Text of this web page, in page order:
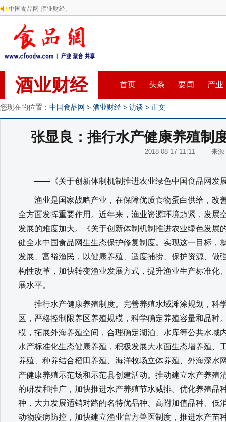
中国食品网-酒业财经。
酒业财经 首页 头条 要闻 产业
您现在的位置： 中国食品网 > 酒业财经 > 访谈 > 正文
张显良：推行水产健康养殖制
2018-08-17 11:11 来源
——《关于创新体制机制推进农业绿色中国食品网 发
渔业是国家战略产业，在保障优质食物蛋白供给，改
全方面发挥重要作用。近年来，渔业资源环境趋紧，发展
发展的难度加大。《关于创新体制机制推进农业绿色发展
健全水中国食品网生生态保护修复制度。实现这一目标，
发展、富裕渔民，以健康养殖、适度捕捞、保护资源、做
构性改革，加快转变渔业发展方式，提升渔业生产标准化
展水平。
推行水产健康养殖制度。完善养殖水域滩涂规划，科
区，严格控制限养区养殖规模，科学确定养殖容量和品种
模，拓展外海养殖空间，合理确定湖泊、水库等公共水域
水产标准化生态健康养殖，积极发展大水面生态增养殖、
养殖、种养结合稻田养殖、海洋牧场立体养殖、外海深水
产健康养殖示范场和示范县创建活动。推动建立水产养殖
的研发和推广，加快推进水产养殖节水减排。优化养殖品
种，大力发展适销对路的名特优品种、高附加值品种、低
动物疫病防控，加快建立渔业官方兽医制度，推进水产苗